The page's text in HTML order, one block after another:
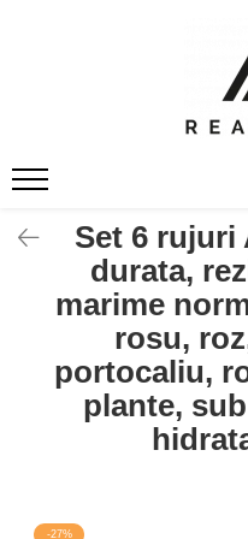
Masca fata si plasturi pentru
curatarea tenului
Dispozitive
Seruri antiimbatranire
Fond de ten
Ingrijirea parului
Sanatatea articulatiilor
Protectie solara
Set 6 rujuri
durata,
marime
rosu,
portocaliu,
plante,
-27%